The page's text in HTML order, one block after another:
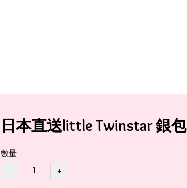
日本直送little Twinstar 銀包
數量
−
+